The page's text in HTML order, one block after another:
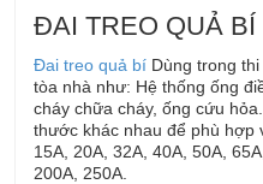
ĐAI TREO QUẢ BÍ
Đai treo quả bí Dùng trong
tòa nhà như: Hệ thống ống
cháy chữa cháy, ống cứu hỏa.
thước khác nhau để phù hợp
15A, 20A, 32A, 40A, 50A,
200A, 250A.